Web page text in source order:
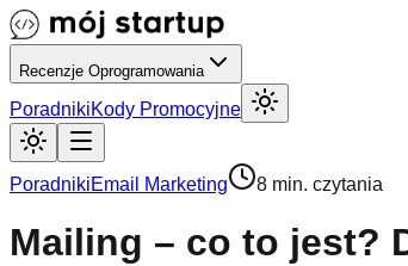
Recenzje Oprogramowania
PoradnikiKody Promocyjne
PoradnikiEmail Marketing 8 min. czytania
Mailing – co to jest?